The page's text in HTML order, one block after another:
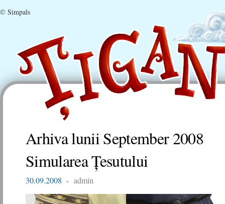
© Simpals
Arhiva luniiSeptember 2008
Simularea Ţesutului
30.09.2008 admin